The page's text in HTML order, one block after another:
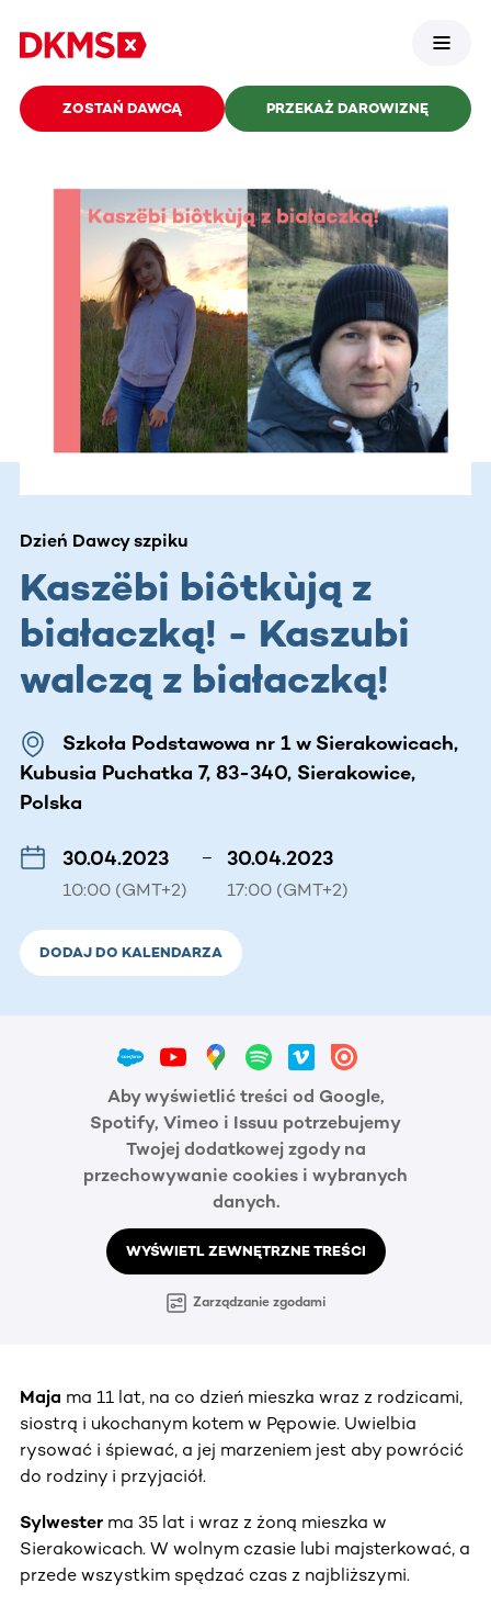
ZOSTAŃ DAWCĄ PRZEKAŻ DAROWIZNĘ
Dzień Dawcy szpiku
Kaszëbi biôtkùją z
białaczką! - Kaszubi
walczą z białaczką!
Szkoła Podstawowa nr 1 w Sierakowicach,
Kubusia Puchatka 7, 83-340, Sierakowice,
Polska
30.04.2023
10:00 (GMT+2)
– 30.04.2023
17:00 (GMT+2)
DODAJ DO KALENDARZA
Aby wyświetlić treści od Google,
Spotify, Vimeo i Issuu potrzebujemy
Twojej dodatkowej zgody na
przechowywanie cookies i wybranych
danych.
WYŚWIETL ZEWNĘTRZNE TREŚCI
Zarządzanie zgodami
Maja ma 11 lat, na co dzień mieszka wraz z rodzicami,
siostrą i ukochanym kotem w Pępowie. Uwielbia
rysować i śpiewać, a jej marzeniem jest aby powrócić
do rodziny i przyjaciół.
Sylwester ma 35 lat i wraz z żoną mieszka w
Sierakowicach. W wolnym czasie lubi majsterkować, a
przede wszystkim spędzać czas z najbliższymi.